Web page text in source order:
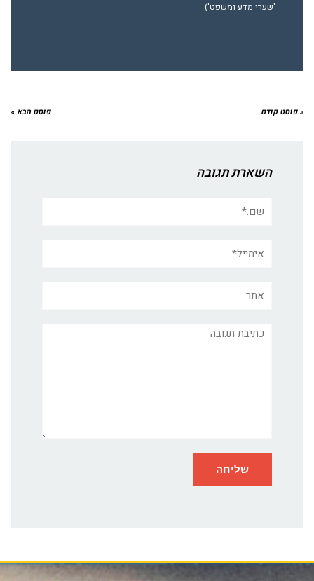
'שערי מדע ומשפט')
« פוסט קודם פוסט הבא »
השארת תגובה
תגובה